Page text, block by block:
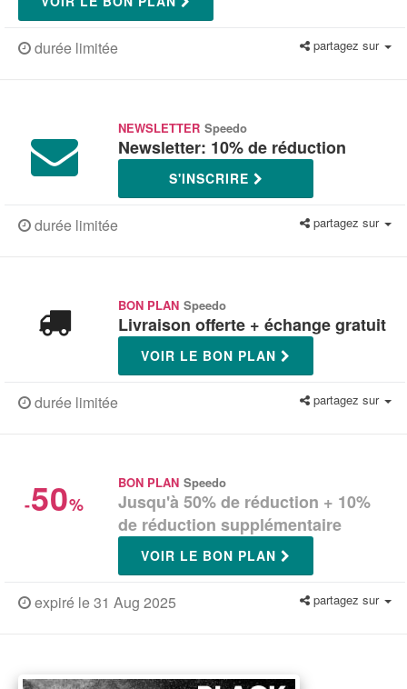
durée limitée partagez sur
NEWSLETTER Speedo
Newsletter: 10% de réduction
S'INSCRIRE
durée limitée partagez sur
BON PLAN Speedo
Livraison offerte + échange gratuit
VOIR LE BON PLAN
durée limitée partagez sur
-50%
BON PLAN Speedo
Jusqu'à 50% de réduction + 10%
de réduction supplémentaire
VOIR LE BON PLAN
expiré le 31 Aug 2025 partagez sur